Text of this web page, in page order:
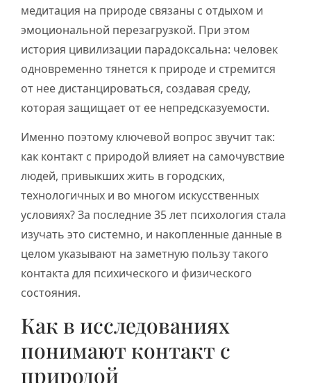
медитация на природе связаны с отдыхом и
эмоциональной перезагрузкой. При этом
история цивилизации парадоксальна: человек
одновременно тянется к природе и стремится
от нее дистанцироваться, создавая среду,
которая защищает от ее непредсказуемости.
Именно поэтому ключевой вопрос звучит так:
как контакт с природой влияет на самочувствие
людей, привыкших жить в городских,
технологичных и во многом искусственных
условиях? За последние 35 лет психология стала
изучать это системно, и накопленные данные в
целом указывают на заметную пользу такого
контакта для психического и физического
состояния.
Как в исследованиях
понимают контакт с
природой